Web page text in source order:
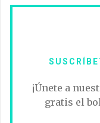
¡Únete a
gratis el